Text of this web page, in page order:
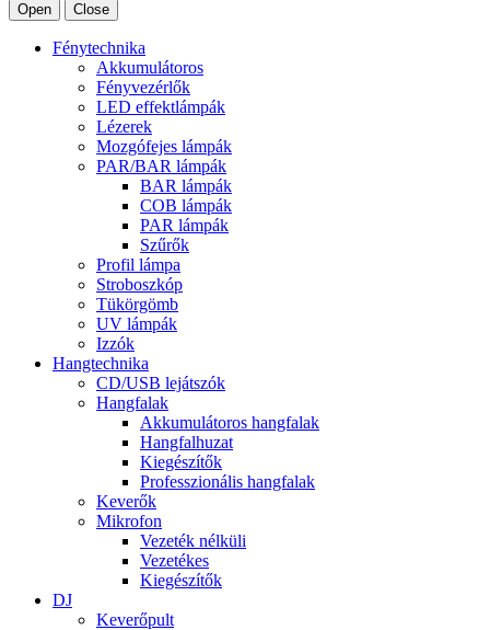
Open Close
Fénytechnika
Akkumulátoros
Fényvezérlők
LED effektlámpák
Lézerek
Mozgófejes lámpák
PAR/BAR lámpák
BAR lámpák
COB lámpák
PAR lámpák
Szűrők
Profil lámpa
Stroboszkóp
Tükörgömb
UV lámpák
Izzók
Hangtechnika
CD/USB lejátszók
Hangfalak
Akkumulátoros hangfalak
Hangfalhuzat
Kiegészítők
Professzionális hangfalak
Keverők
Mikrofon
Vezeték nélküli
Vezetékes
Kiegészítők
DJ
Keverőpult